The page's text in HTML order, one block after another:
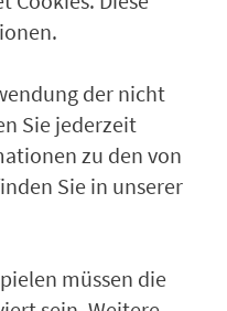
der nicht
Sie jederzeit
zu den von
Sie in unserer
müssen die